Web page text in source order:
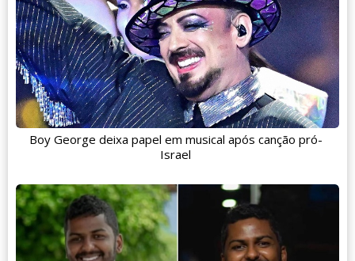
Boy George deixa papel em musical após canção pró-
Israel